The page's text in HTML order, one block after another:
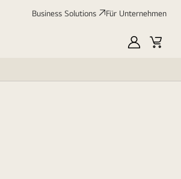
Business Solutions Für Unternehmen
MyLGCart